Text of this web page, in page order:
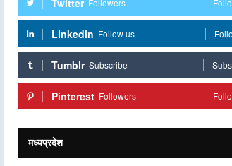
Linkedin Follow us
Tumblr Subscribe
Pinterest Followers
मध्यप्रदेश